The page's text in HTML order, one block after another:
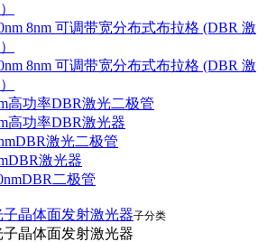
8nm 可调带宽分布式布拉格 (DBR 激
8nm 可调带宽分布式布拉格 (DBR 激
高功率DBR激光二极管
高功率DBR激光器
激光二极管
激光器
二极管
子晶体面发射激光器子分类
子晶体面发射激光器